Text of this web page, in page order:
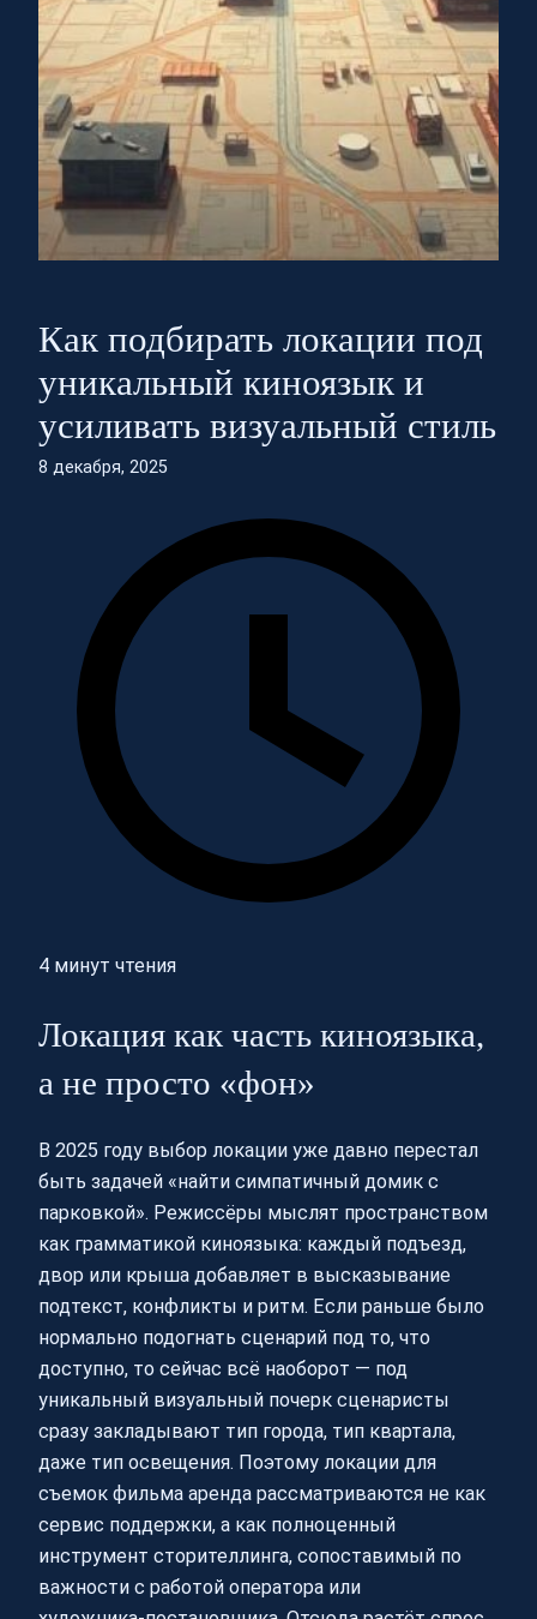
Как подбирать локации под
уникальный киноязык и
усиливать визуальный стиль
8 декабря, 2025
4 минут чтения
Локация как часть киноязыка,
а не просто «фон»
В 2025 году выбор локации уже давно перестал
быть задачей «найти симпатичный домик с
парковкой». Режиссёры мыслят пространством
как грамматикой киноязыка: каждый подъезд,
двор или крыша добавляет в высказывание
подтекст, конфликты и ритм. Если раньше было
нормально подогнать сценарий под то, что
доступно, то сейчас всё наоборот — под
уникальный визуальный почерк сценаристы
сразу закладывают тип города, тип квартала,
даже тип освещения. Поэтому локации для
съемок фильма аренда рассматриваются не как
сервис поддержки, а как полноценный
инструмент сторителлинга, сопоставимый по
важности с работой оператора или